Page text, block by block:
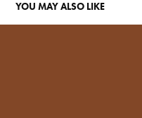
YOU MAY ALSO LIKE